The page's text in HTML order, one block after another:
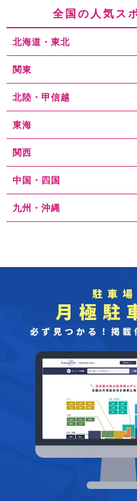
全国の人気ス
北海道・東北
関東
北陸・甲信越
東海
関西
中国・四国
九州・沖縄